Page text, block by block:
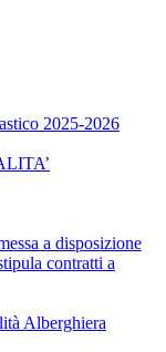
2025-2026
a disposizione
contratti a
Alberghiera